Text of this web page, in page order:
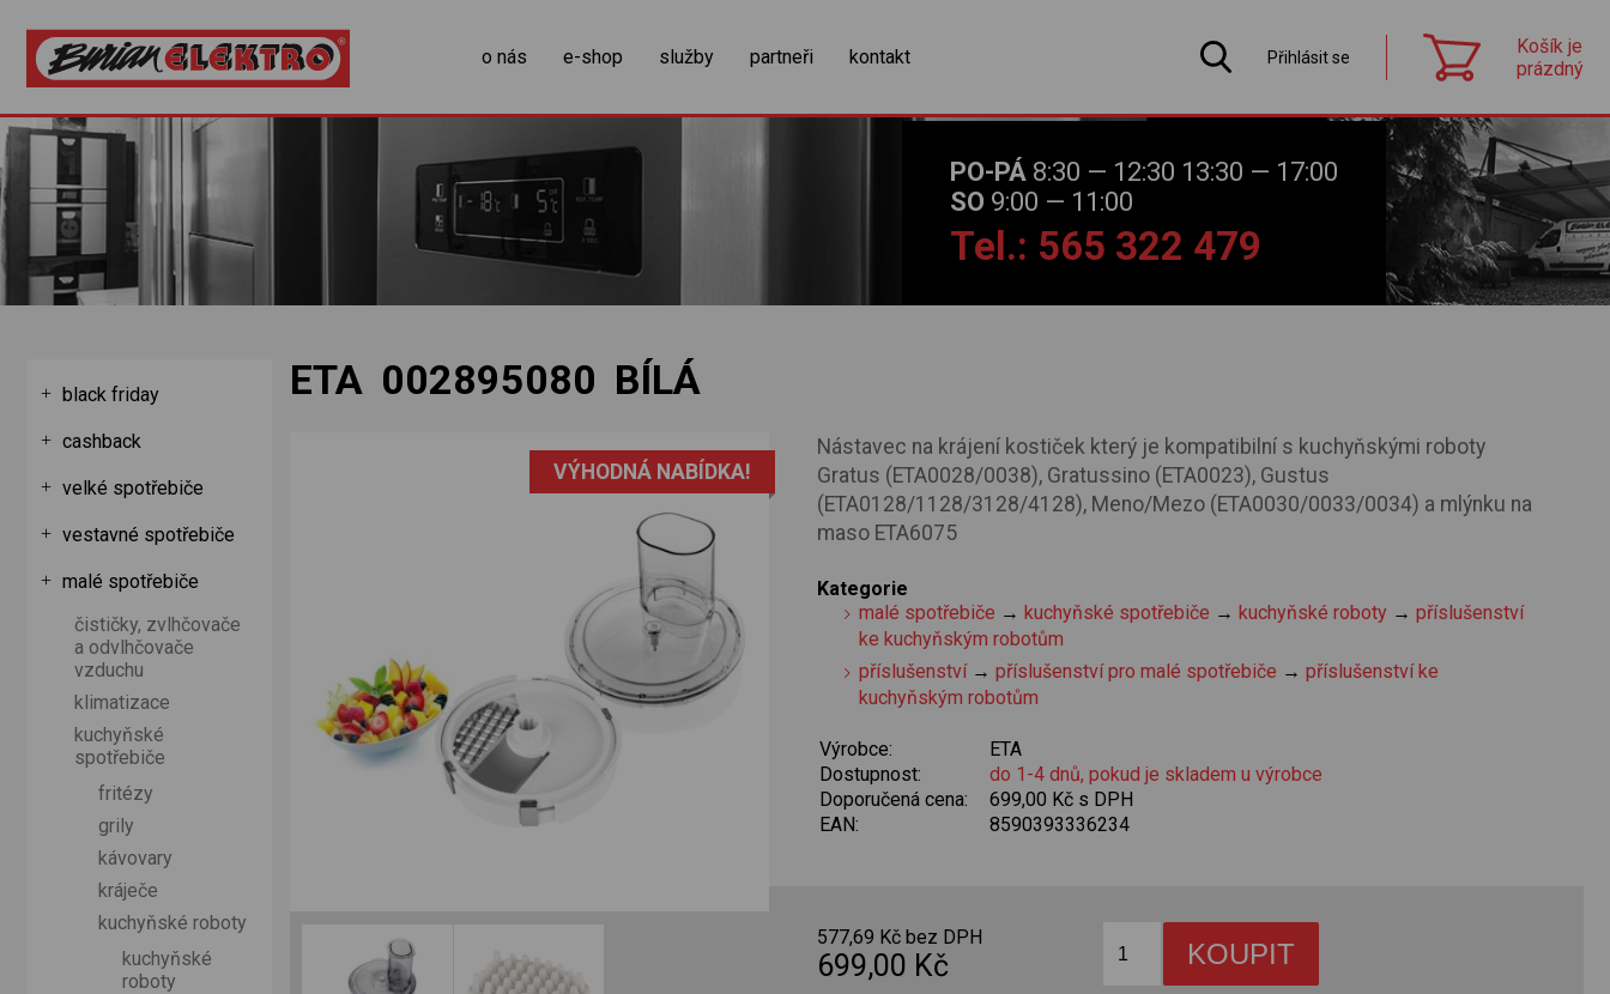
o nás e-shop služby partneři kontakt Přihlásit se
Košík je
prázdný
zobrazit obsah košíku
PO-PÁ 8:30 — 12:30 13:30 — 17:00
SO 9:00 — 11:00
Tel.: 565 322 479
ETA 002895080 BÍLÁ
Nástavec na krájení kostiček který je kompatibilní s kuchyňskými roboty
Gratus (ETA0028/0038), Gratussino (ETA0023), Gustus
(ETA0128/1128/3128/4128), Meno/Mezo (ETA0030/0033/0034) a mlýnku na
maso ETA6075
Kategorie
malé spotřebiče →kuchyňské spotřebiče →kuchyňské roboty →příslušenství
ke kuchyňským robotům
příslušenství→příslušenství pro malé spotřebiče →příslušenství ke
kuchyňským robotům
Výrobce:
ETA
Dostupnost:
do 1-4 dnů, pokud je skladem u výrobce
Doporučená cena:
699,00 Kč s DPH
EAN:
8590393336234
577,69 Kč bez DPH
699,00 Kč
VÝHODNÁ NABÍDKA!
black friday
cashback
velké spotřebiče
vestavné spotřebiče
malé spotřebiče
čističky, zvlhčovače
a odvlhčovače
vzduchu
klimatizace
kuchyňské
spotřebiče
fritézy
grily
kávovary
kráječe
kuchyňské roboty
kuchyňské
roboty